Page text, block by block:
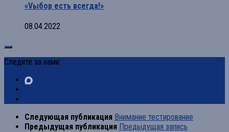
«Vыбор есть всегда!»
08.04.2022
Следите за нами:
Следующая публикация Внимание тестирование
Предыдущая публикация Предыдущая запись